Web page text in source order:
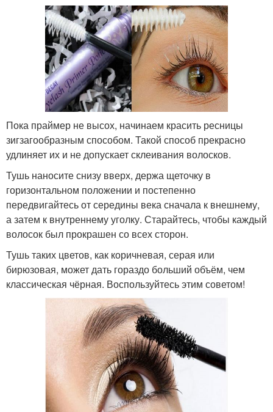
Пока праймер не высох, начинаем красить ресницы
зигзагообразным способом. Такой способ прекрасно
удлиняет их и не допускает склеивания волосков.
Тушь наносите снизу вверх, держа щеточку в
горизонтальном положении и постепенно
передвигайтесь от середины века сначала к внешнему,
а затем к внутреннему уголку. Старайтесь, чтобы каждый
волосок был прокрашен со всех сторон.
Тушь таких цветов, как коричневая, серая или
бирюзовая, может дать гораздо больший объём, чем
классическая чёрная. Воспользуйтесь этим советом!